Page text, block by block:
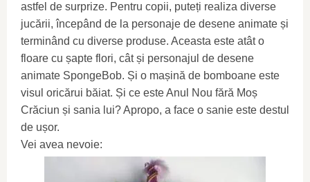
astfel de surprize. Pentru copii, puteți realiza diverse
jucării, începând de la personaje de desene animate și
terminând cu diverse produse. Aceasta este atât o
floare cu șapte flori, cât și personajul de desene
animate SpongeBob. Și o mașină de bomboane este
visul oricărui băiat. Și ce este Anul Nou fără Moș
Crăciun și sania lui? Apropo, a face o sanie este destul
de ușor.
Vei avea nevoie: